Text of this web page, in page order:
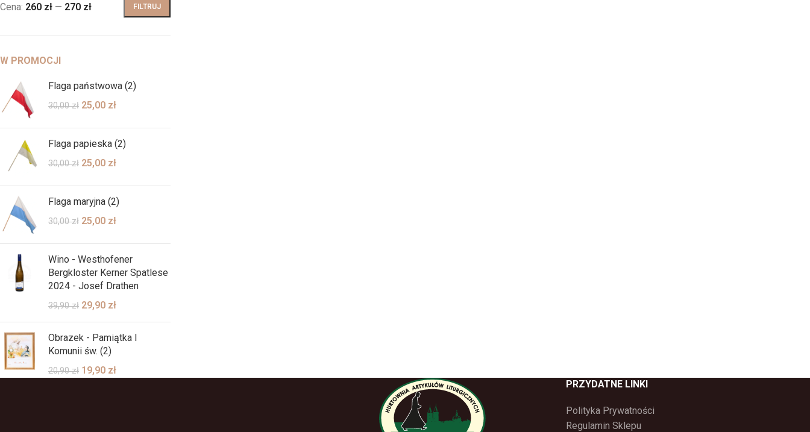
FILTRUJ
Cena: 260 zł — 270 zł
W PROMOCJI
Flaga państwowa (2)
30,00zł 25,00 zł
Flaga papieska (2)
30,00zł 25,00 zł
Flaga maryjna (2)
30,00zł 25,00 zł
Wino - Westhofener
Bergkloster Kerner Spatlese
2024 - Josef Drathen
39,90zł 29,90 zł
Obrazek - Pamiątka I
Komunii św. (2)
20,90zł 19,90 zł
PRZYDATNE LINKI
Polityka Prywatności
Regulamin Sklepu